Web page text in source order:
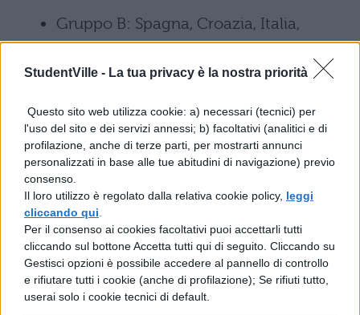
StudentVille - La tua privacy è la nostra priorità
Questo sito web utilizza cookie: a) necessari (tecnici) per
l'uso del sito e dei servizi annessi; b) facoltativi (analitici e di
profilazione, anche di terze parti, per mostrarti annunci
personalizzati in base alle tue abitudini di navigazione) previo
consenso.
Il loro utilizzo è regolato dalla relativa cookie policy, leggi
cliccando qui
Per il consenso ai cookies facoltativi puoi accettarli tutti
cliccando sul bottone Accetta tutti qui di seguito. Cliccando su
Gestisci opzioni è possibile accedere al pannello di controllo
e rifiutare tutti i cookie (anche di profilazione); Se rifiuti tutto,
userai solo i cookie tecnici di default.
Gruppo B: Spagna, Croazia, Italia,
Albania
Inghilterra
Gruppo D: Polonia, Paesi Bassi, Austria,
Francia
Gruppo E: Belgio, Slovacchia, Romania,
Ucraina
Gruppo F: Turchia, Georgia, Portogallo,